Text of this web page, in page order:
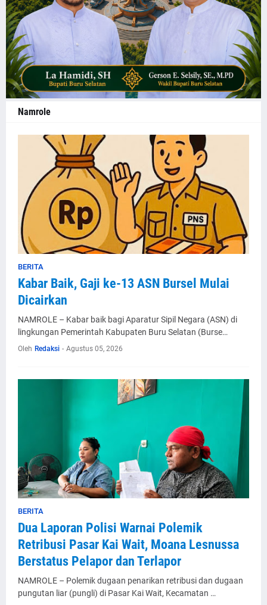
Namrole
BERITA
Kabar Baik, Gaji ke-13 ASN Bursel Mulai
Dicairkan
NAMROLE – Kabar baik bagi Aparatur Sipil Negara (ASN) di
lingkungan Pemerintah Kabupaten Buru Selatan (Burse…
Oleh Redaksi - Agustus 05, 2026
BERITA
Dua Laporan Polisi Warnai Polemik
Retribusi Pasar Kai Wait, Moana Lesnussa
Berstatus Pelapor dan Terlapor
NAMROLE – Polemik dugaan penarikan retribusi dan dugaan
pungutan liar (pungli) di Pasar Kai Wait, Kecamatan …